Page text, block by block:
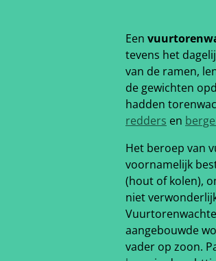
Een
tevens het
van de ramen,
de gewichten
hadden
redders en
Het beroep van
voornamelijk
(hout of kolen),
niet
aangebouwde
vader op zoon.